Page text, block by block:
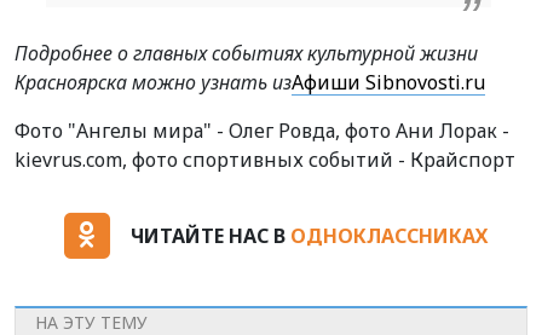
Подробнее о главных событиях культурной жизни
Красноярска можно узнать изАфиши Sibnovosti.ru
Фото "Ангелы мира" - Олег Ровда, фото Ани Лорак -
kievrus.com, фото спортивных событий - Крайспорт
ЧИТАЙТЕ НАС В ОДНОКЛАССНИКАХ
НА ЭТУ ТЕМУ